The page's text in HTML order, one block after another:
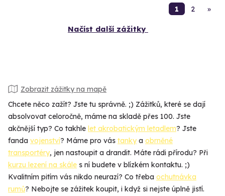
1 2 »
Načíst další zážitky
Zobrazit zážitky na mapě
Chcete něco zažít? Jste tu správně. ;) Zážitků, které se dají
absolvovat celoročně, máme na skladě přes 100. Jste
akčnější typ? Co takhle let akrobatickým letadlem? Jste
fanda vojenství? Máme pro vás tanky a obrněné
transportéry, jen nastoupit a drandit. Máte rádi přírodu? Při
kurzu lezení na skále s ní budete v blízkém kontaktu. ;)
Kvalitním pitím vás nikdo neurazí? Co třeba ochutnávka
rumů? Nebojte se zážitek koupit, i když si nejste úplně jistí.